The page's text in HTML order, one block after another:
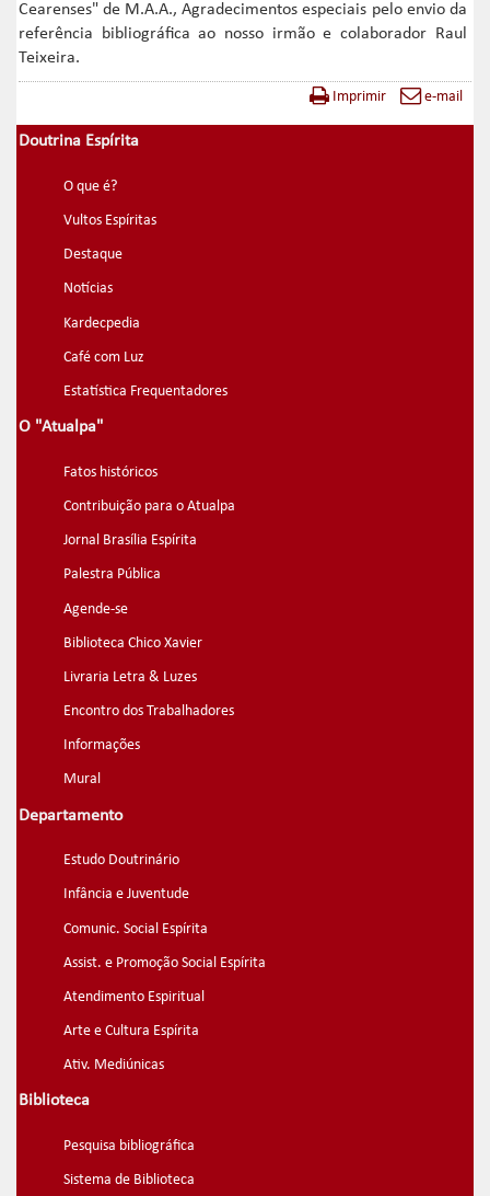
Cearenses" de M.A.A., Agradecimentos especiais pelo envio da
referência bibliográfica ao nosso irmão e colaborador Raul
Teixeira.
Imprimir e-mail
Doutrina Espírita
O que é?
Vultos Espíritas
Destaque
Notícias
Kardecpedia
Café com Luz
Estatística Frequentadores
O "Atualpa"
Fatos históricos
Contribuição para o Atualpa
Jornal Brasília Espírita
Palestra Pública
Agende-se
Biblioteca Chico Xavier
Livraria Letra & Luzes
Encontro dos Trabalhadores
Informações
Mural
Departamento
Estudo Doutrinário
Infância e Juventude
Comunic. Social Espírita
Assist. e Promoção Social Espírita
Atendimento Espiritual
Arte e Cultura Espírita
Ativ. Mediúnicas
Biblioteca
Pesquisa bibliográfica
Sistema de Biblioteca